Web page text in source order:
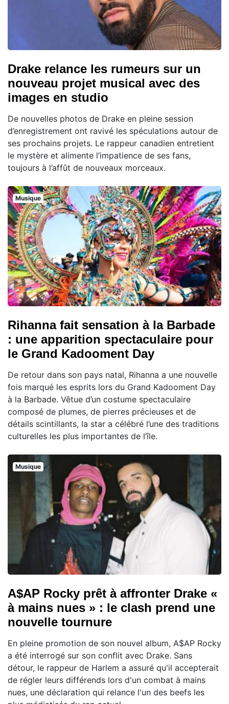
Drake relance les rumeurs sur un
nouveau projet musical avec des
images en studio
De nouvelles photos de Drake en pleine session
d’enregistrement ont ravivé les spéculations autour de
ses prochains projets. Le rappeur canadien entretient
le mystère et alimente l’impatience de ses fans,
toujours à l’affût de nouveaux morceaux.
Musique
Rihanna fait sensation à la Barbade
: une apparition spectaculaire pour
le Grand Kadooment Day
De retour dans son pays natal, Rihanna a une nouvelle
fois marqué les esprits lors du Grand Kadooment Day
à la Barbade. Vêtue d’un costume spectaculaire
composé de plumes, de pierres précieuses et de
détails scintillants, la star a célébré l’une des traditions
culturelles les plus importantes de l’île.
Musique
A$AP Rocky prêt à affronter Drake «
à mains nues » : le clash prend une
nouvelle tournure
En pleine promotion de son nouvel album, A$AP Rocky
a été interrogé sur son conflit avec Drake. Sans
détour, le rappeur de Harlem a assuré qu'il accepterait
de régler leurs différends lors d'un combat à mains
nues, une déclaration qui relance l'un des beefs les